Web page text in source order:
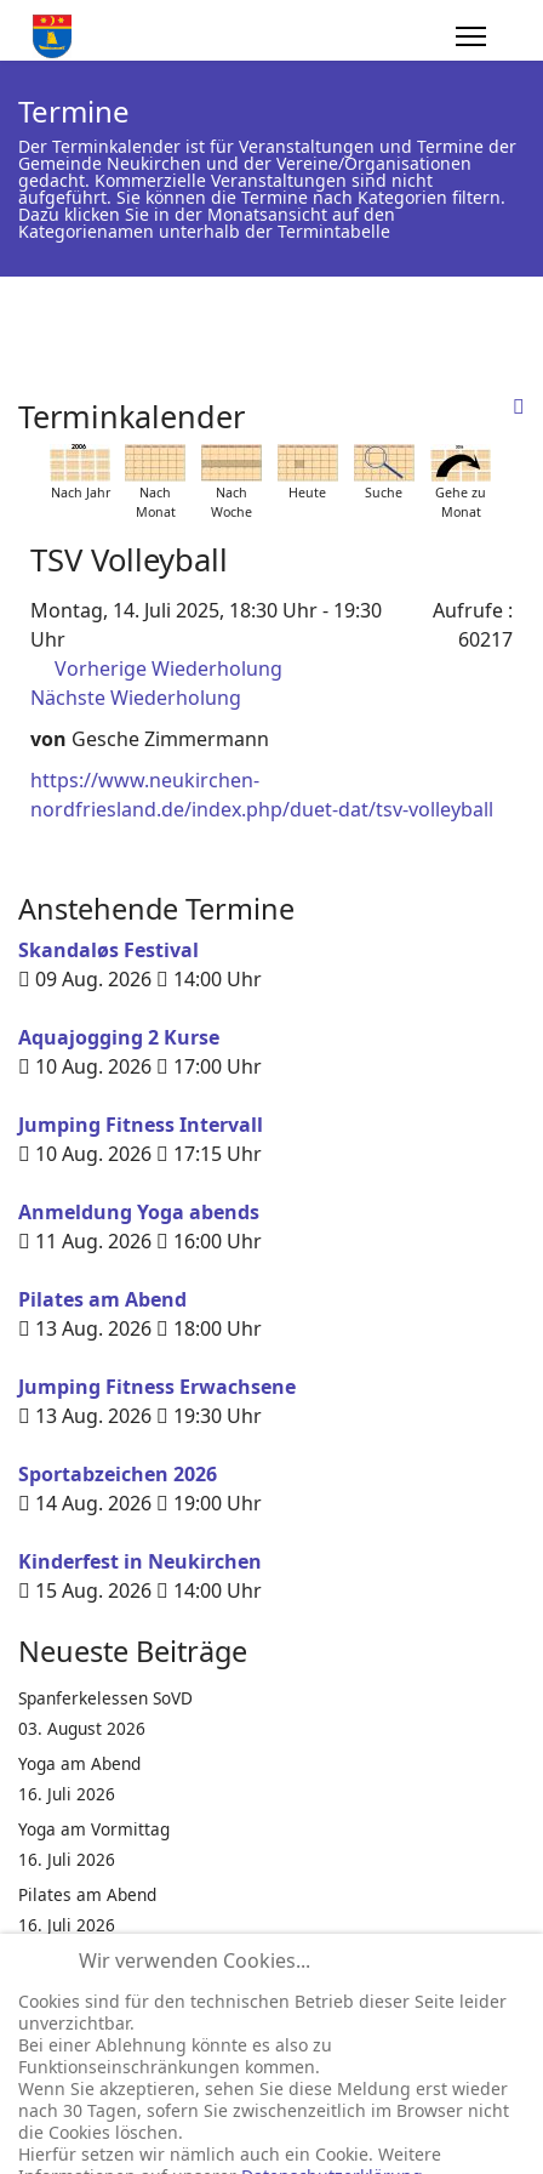
Termine
Der Terminkalender ist für Veranstaltungen und Termine der
Gemeinde Neukirchen und der Vereine/Organisationen
gedacht. Kommerzielle Veranstaltungen sind nicht
aufgeführt. Sie können die Termine nach Kategorien filtern.
Dazu klicken Sie in der Monatsansicht auf den
Kategorienamen unterhalb der Termintabelle
Terminkalender
Nach Jahr
Nach
Monat
Nach
Woche
Heute Suche
Gehe zu
Monat
TSV Volleyball
Montag, 14. Juli 2025, 18:30 Uhr - 19:30
Uhr
Vorherige Wiederholung
Nächste Wiederholung
Aufrufe :
60217
von Gesche Zimmermann
https://www.neukirchen-
nordfriesland.de/index.php/duet-dat/tsv-volleyball
Anstehende Termine
Skandaløs Festival
09 Aug. 2026
14:00 Uhr
Aquajogging 2 Kurse
10 Aug. 2026
17:00 Uhr
Jumping Fitness Intervall
10 Aug. 2026
17:15 Uhr
Anmeldung Yoga abends
11 Aug. 2026
16:00 Uhr
Pilates am Abend
13 Aug. 2026
18:00 Uhr
Jumping Fitness Erwachsene
13 Aug. 2026
19:30 Uhr
Sportabzeichen 2026
14 Aug. 2026
19:00 Uhr
Kinderfest in Neukirchen
15 Aug. 2026
14:00 Uhr
Neueste Beiträge
Spanferkelessen SoVD
03. August 2026
Yoga am Abend
16. Juli 2026
Yoga am Vormittag
16. Juli 2026
Pilates am Abend
16. Juli 2026
Jumping Fitness Intervall
16. Juli 2026
Jumping Fitness Erwachsene
16. Juli 2026
Kinderfest in Neukirchen
16. Juli 2026
Wir verwenden Cookies...
Cookies sind für den technischen Betrieb dieser Seite leider
unverzichtbar.
Bei einer Ablehnung könnte es also zu
Funktionseinschränkungen kommen.
Wenn Sie akzeptieren, sehen Sie diese Meldung erst wieder
nach 30 Tagen, sofern Sie zwischenzeitlich im Browser nicht
die Cookies löschen.
Hierfür setzen wir nämlich auch ein Cookie. Weitere